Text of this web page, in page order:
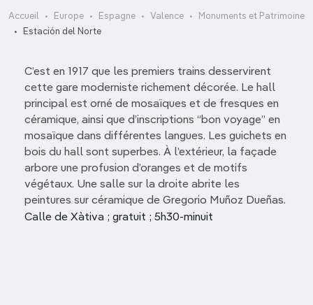
Accueil Europe Espagne Valence
Monuments et Patrimoine
Estación del Norte
C’est en 1917 que les premiers trains desservirent
cette gare moderniste richement décorée. Le hall
principal est orné de mosaïques et de fresques en
céramique, ainsi que d’inscriptions “bon voyage” en
mosaïque dans différentes langues. Les guichets en
bois du hall sont superbes. À l’extérieur, la façade
arbore une profusion d’oranges et de motifs
végétaux. Une salle sur la droite abrite les
peintures sur céramique de Gregorio Muñoz Dueñas.
Calle de Xàtiva ; gratuit ; 5h30-minuit